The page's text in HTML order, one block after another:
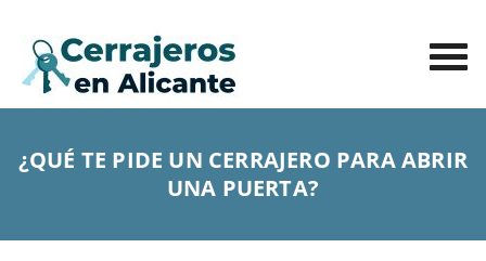
¿QUÉ TE PIDE UN CERRAJERO PARA ABRIR
UNA PUERTA?